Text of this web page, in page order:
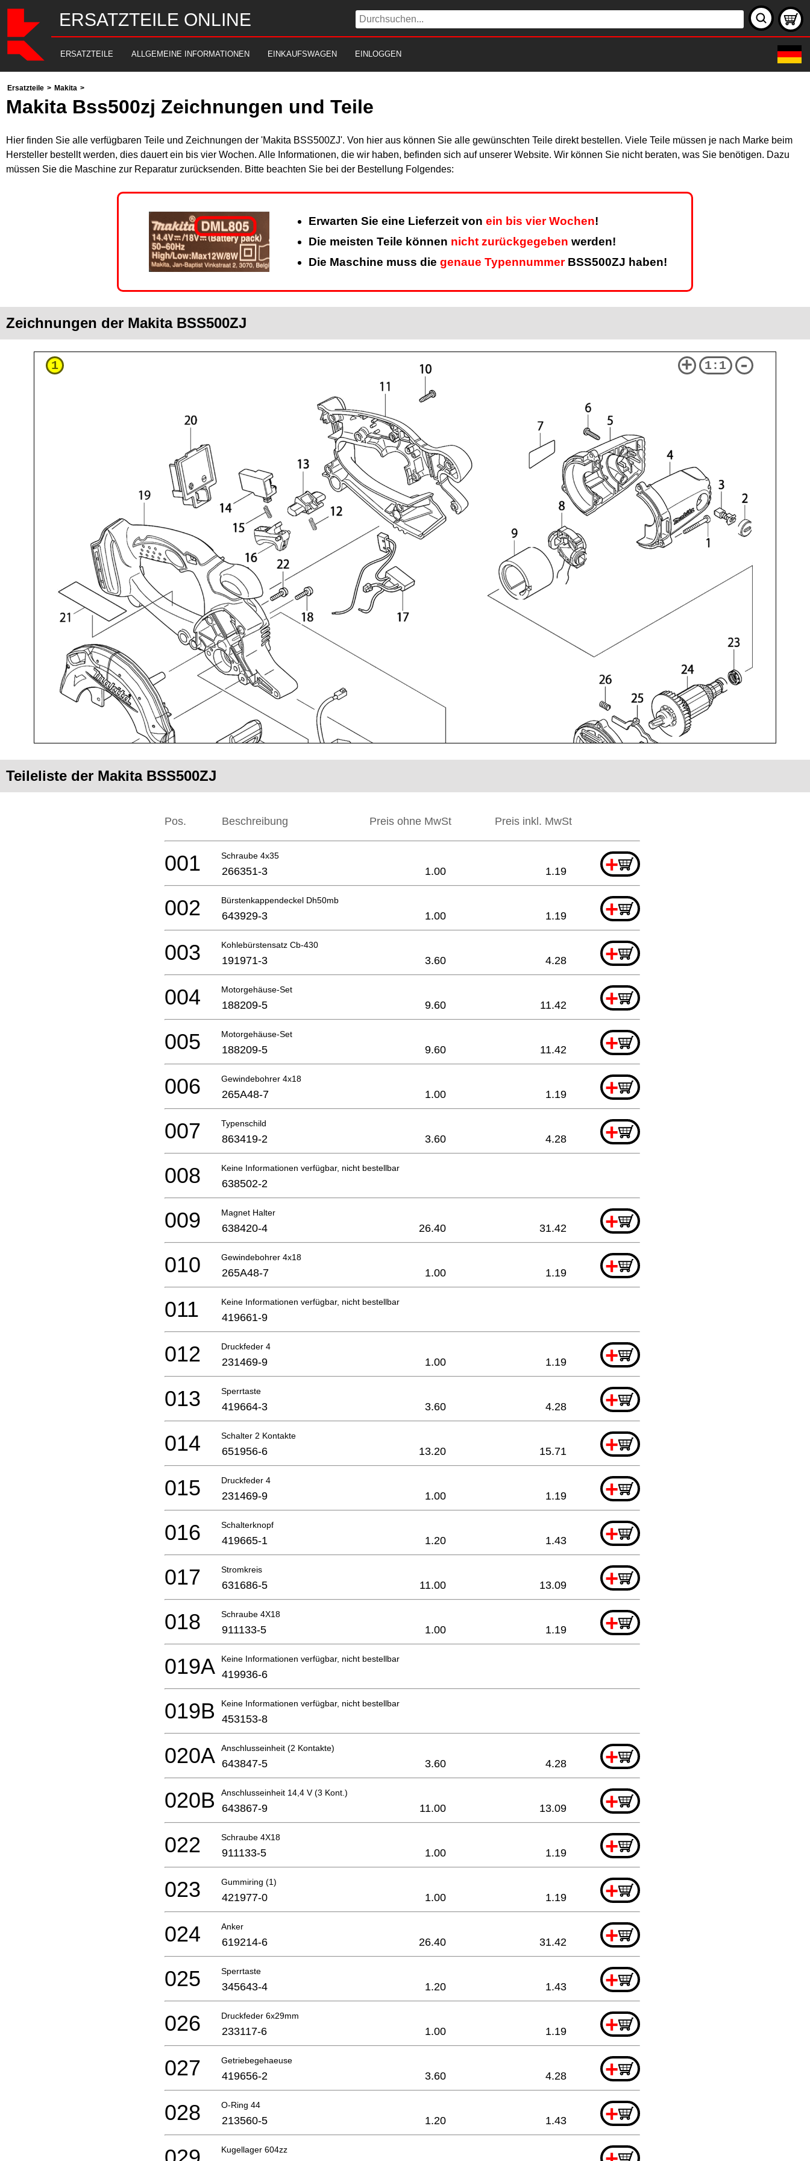
ERSATZTEILE ONLINE
ERSATZTEILE ALLGEMEINE INFORMATIONEN EINKAUFSWAGEN EINLOGGEN
Ersatzteile > Makita >
Makita Bss500zj Zeichnungen und Teile
Hier finden Sie alle verfügbaren Teile und Zeichnungen der 'Makita BSS500ZJ'. Von hier aus können Sie alle gewünschten Teile direkt bestellen. Viele Teile müssen je nach Marke beim
Hersteller bestellt werden, dies dauert ein bis vier Wochen. Alle Informationen, die wir haben, befinden sich auf unserer Website. Wir können Sie nicht beraten, was Sie benötigen. Dazu
müssen Sie die Maschine zur Reparatur zurücksenden. Bitte beachten Sie bei der Bestellung Folgendes:
Erwarten Sie eine Lieferzeit von ein bis vier Wochen!
Die meisten Teile können nicht zurückgegeben werden!
Die Maschine muss die genaue TypennummerBSS500ZJ haben!
Zeichnungen der Makita BSS500ZJ
1 + 1:1 -
Teileliste der Makita BSS500ZJ
Pos. Beschreibung Preis ohne MwSt Preis inkl. MwSt
Schraube 4x35 +
001 266351-3 1.00 1.19
Bürstenkappendeckel Dh50mb +
002 643929-3 1.00 1.19
Kohlebürstensatz Cb-430 +
003 191971-3 3.60 4.28
Motorgehäuse-Set +
004 188209-5 9.60 11.42
Motorgehäuse-Set +
005 188209-5 9.60 11.42
Gewindebohrer 4x18 +
006 265A48-7 1.00 1.19
Typenschild +
007 863419-2 3.60 4.28
Keine Informationen verfügbar, nicht bestellbar
008 638502-2
Magnet Halter +
009 638420-4 26.40 31.42
Gewindebohrer 4x18 +
010 265A48-7 1.00 1.19
Keine Informationen verfügbar, nicht bestellbar
011 419661-9
Druckfeder 4 +
012 231469-9 1.00 1.19
Sperrtaste +
013 419664-3 3.60 4.28
Schalter 2 Kontakte +
014 651956-6 13.20 15.71
Druckfeder 4 +
015 231469-9 1.00 1.19
Schalterknopf +
016 419665-1 1.20 1.43
Stromkreis +
017 631686-5 11.00 13.09
Schraube 4X18 +
018 911133-5 1.00 1.19
Keine Informationen verfügbar, nicht bestellbar
019A 419936-6
Keine Informationen verfügbar, nicht bestellbar
019B 453153-8
Anschlusseinheit (2 Kontakte) +
020A 643847-5 3.60 4.28
Anschlusseinheit 14,4 V (3 Kont.) +
020B 643867-9 11.00 13.09
Schraube 4X18 +
022 911133-5 1.00 1.19
Gummiring (1) +
023 421977-0 1.00 1.19
Anker +
024 619214-6 26.40 31.42
Sperrtaste +
025 345643-4 1.20 1.43
Druckfeder 6x29mm +
026 233117-6 1.00 1.19
Getriebegehaeuse +
027 419656-2 3.60 4.28
O-Ring 44 +
028 213560-5 1.20 1.43
Kugellager 604zz